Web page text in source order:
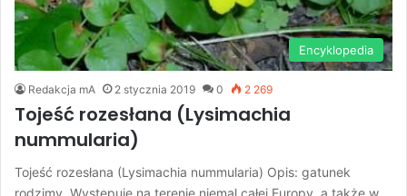
Encyklopedia
Redakcja mA 2 stycznia 2019 0 2 269
Tojeść rozesłana (Lysimachia
nummularia)
Tojeść rozesłana (Lysimachia nummularia) Opis: gatunek
rodzimy. Występuje na terenie niemal całej Europy, a także w